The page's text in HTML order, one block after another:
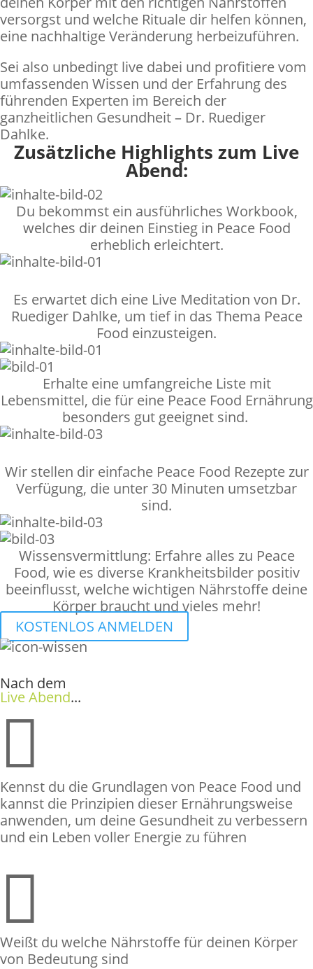
versorgst und welche Rituale dir helfen können,
eine nachhaltige Veränderung herbeizuführen.
Sei also unbedingt live dabei und profitiere vom
umfassenden Wissen und der Erfahrung des
führenden Experten im Bereich der
ganzheitlichen Gesundheit – Dr. Ruediger
Dahlke.
Zusätzliche Highlights zum Live
Abend:
Du bekommst ein ausführliches Workbook,
welches dir deinen Einstieg in Peace Food
erheblich erleichtert.
Es erwartet dich eine Live Meditation von Dr.
Ruediger Dahlke, um tief in das Thema Peace
Food einzusteigen.
Erhalte eine umfangreiche Liste mit
Lebensmittel, die für eine Peace Food Ernährung
besonders gut geeignet sind.
Wir stellen dir einfache Peace Food Rezepte zur
Verfügung, die unter 30 Minuten umsetzbar
sind.
Wissensvermittlung: Erfahre alles zu Peace
Food, wie es diverse Krankheitsbilder positiv
beeinflusst, welche wichtigen Nährstoffe deine
Körper braucht und vieles mehr!
KOSTENLOS ANMELDEN
Nach dem
Live Abend...

Kennst du die Grundlagen von Peace Food und
kannst die Prinzipien dieser Ernährungsweise
anwenden, um deine Gesundheit zu verbessern
und ein Leben voller Energie zu führen

Weißt du welche Nährstoffe für deinen Körper
von Bedeutung sind